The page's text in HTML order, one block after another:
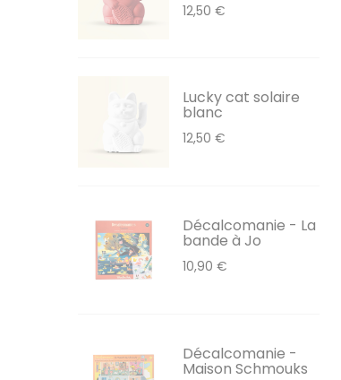
12,50 €
Lucky cat solaire
blanc
12,50 €
Décalcomanie - La
bande à Jo
10,90 €
Décalcomanie -
Maison Schmouks